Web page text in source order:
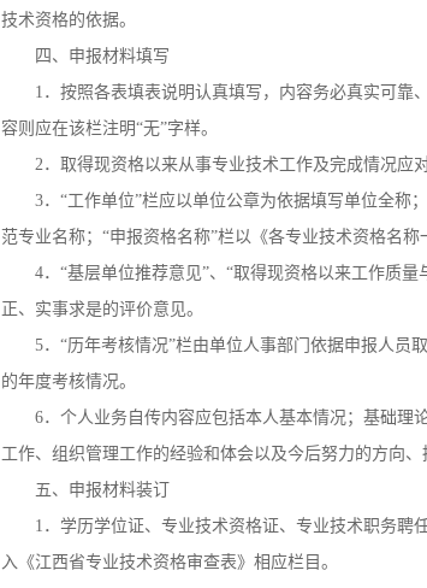
技术资格的依据。
四、申报材料填写
1．按照各表填表说明认真填写，内容务必真实可靠
容则应在该栏注明“无”字样。
2．取得现资格以来从事专业技术工作及完成情况应
3．“工作单位”栏应以单位公章为依据填写单位全称
范专业名称；“申报资格名称”栏以《各专业技术资格名称
4．“基层单位推荐意见”、“取得现资格以来工作质
正、实事求是的评价意见。
5．“历年考核情况”栏由单位人事部门依据申报人员
的年度考核情况。
6．个人业务自传内容应包括本人基本情况；基础理
工作、组织管理工作的经验和体会以及今后努力的方向、
五、申报材料装订
1．学历学位证、专业技术资格证、专业技术职务
入《江西省专业技术资格审查表》相应栏目。